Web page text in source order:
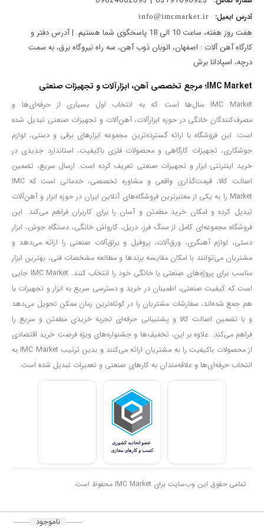
ناموجود
جنس بدنه: فولاد ضدسایش با پوشش ضدزنگ
کفی و دسته: پلاستیک مقاوم، ضدلغزش
ابعاد کلی:55×10×23 سانتی‌متر
طول شیلنگ:50 سانتی‌متر
نوع فشارسنج:صنعتی، دو واحد BAR و PSI
سازگاری سوپاپ:قابل استفاده برای شریدر، پرستا و دانلوپ
وزن تقریبی:1 کیلوگرم
نکات مهم قبل از خرید:
این تلمبهبرای باد کردن لاستیک خودرو مناسب نیست؛ اگر به چنین
کاربردی نیاز دارید، کمپرسورهای باد فندکی کنزاکس را در سایت ما بررسی
کنید.
مانند هر ابزار دستی حرفه‌ای، بعد از چند دقیقه استفاده، استراحت کوتاهی
برای جلوگیری از آسیب به شیلنگ و واشرها، از نگهداری دستگاه در
محیط‌های گرم و آفتابی بپرهیزید.
دغدغه همراه شما خواهد بود. اگر می‌خواهید تلمبه‌ای قابل‌اعتماد با
فشارسنج دقیق داشته باشید که هم از نظر فنی قابل اتکاست و هم طراحی
آدرس ایمیل: info@imcmarket.ir
هفت روز هفته، ساعت 10 الی 18 پاسخگوی شما هستیم. | آدرس دفتر و
کارگاه آهن آلات : اصفهان، اتوبان ذوب آهن، سه راه نیروگاه برق، به سمت
درچه، اسپادانا برش
IMC Market؛ مرجع تخصصی آهن، ابزارآلات و تجهیزات صنعتی
IMC Market سال‌ها است که به انتخاب اول بسیاری از حرفه‌ای‌ها و
مصرف‌کنندگان خانگی در حوزه ابزارآلات، آهن‌آلات و تجهیزات صنعتی تبدیل شده
است. این فروشگاه با ارائه گسترده‌ترین مجموعه ابزارهای برقی و دستی، لوازم
جوشکاری، تجهیزات کارگاهی و محصولات فلزی باکیفیت، استاندارد جدیدی در
خرید اینترنتی ابزار و تجهیزات صنعتی تعریف کرده است. ارسال سریع، تضمین
اصالت کالا، قیمت‌گذاری واقعی و مشاوره تخصصی، خدماتی است که IMC
Market را به یکی از معتبرترین فروشگاه‌های آنلاین ایران در حوزه ابزار و آهن‌آلات
تبدیل کرده و امکان خرید مطمئن و آسان را برای کاربران فراهم می‌کند. این
فروشگاه مجموعه‌ای کامل از سنگ فرز، دریل، کارواش خانگی، دستگاه جوش، ابزار
دستی، لوازم آهنگری، ورق‌آلات، پروفیل و یراق‌آلات صنعتی را ارائه می‌دهد و
مشتریان می‌توانند با امکان مقایسه برندها و مطالعه مشخصات فنی، بهترین ابزار
مناسب برای پروژه‌های صنعتی یا خانگی خود را انتخاب کنند. IMC Market جایی
است که کیفیت صنعتی، اطمینان در خرید و دسترسی سریع به ابزار و تجهیزات با
هم جمع شده‌اند، سفارشات مشتریان را در کوتاه‌ترین زمان ممکن تحویل می‌دهد
و با تضمین اصالت کالا و پشتیبانی حرفه‌ای تجربه خریدی مطمئن و سریع را
فراهم می‌کند. علاوه بر این، تخفیف‌ها و جشنواره‌های ویژه فرصت خرید اقتصادی
از محصولات باکیفیت را به مشتریان ارائه می‌کنند و بدین ترتیب IMC Market به
انتخاب حرفه‌ای‌ها و علاقه‌مندان به کارهای صنعتی و تعمیرات تبدیل شده است.
تمامی حقوق این وب‌سایت برای IMC Market محفوظ است.